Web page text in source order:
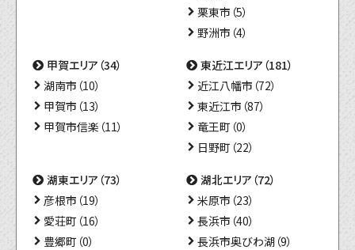
栗東市（5）
野洲市（4）
甲賀エリア（34）
湖南市（10）
甲賀市（13）
甲賀市信楽（11）
東近江エリア（181）
近江八幡市（72）
東近江市（87）
竜王町（0）
日野町（22）
湖東エリア（73）
彦根市（19）
愛荘町（16）
豊郷町（0）
湖北エリア（72）
米原市（23）
長浜市（40）
長浜市奥びわ湖（9）